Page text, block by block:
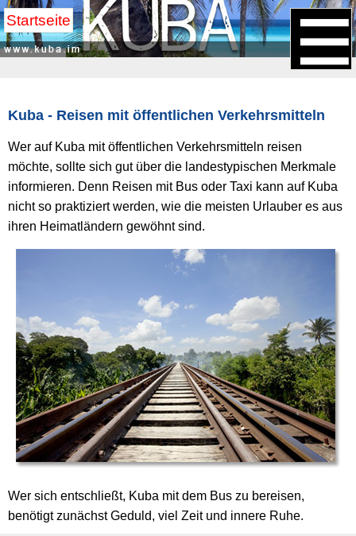
Startseite
Kuba - Reisen mit öffentlichen Verkehrsmitteln
Wer auf Kuba mit öffentlichen Verkehrsmitteln reisen
möchte, sollte sich gut über die landestypischen Merkmale
informieren. Denn Reisen mit Bus oder Taxi kann auf Kuba
nicht so praktiziert werden, wie die meisten Urlauber es aus
ihren Heimatländern gewöhnt sind.
Wer sich entschließt, Kuba mit dem Bus zu bereisen,
benötigt zunächst Geduld, viel Zeit und innere Ruhe.